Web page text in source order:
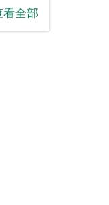
看全部